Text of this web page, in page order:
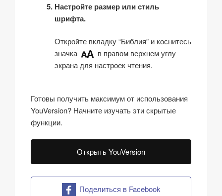
Настройте размер или стиль
шрифта.
Откройте вкладку “Библия” и коснитесь
значка
в правом верхнем углу
экрана для настроек чтения.
Готовы получить максимум от использования
YouVersion? Начните изучать эти скрытые
функции.
Открыть YouVersion
Поделиться в Facebook